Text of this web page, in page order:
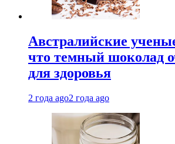
Австралийские
что темный шоколад
для здоровья
2 года ago2 года ago